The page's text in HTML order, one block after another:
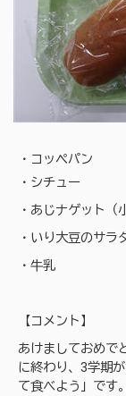
・コッペパン
・シチュー
・あじナゲット（
・いり大豆のサラ
・牛乳
【コメント】
あけましておめで
に終わり、3学期
て食べよう」です